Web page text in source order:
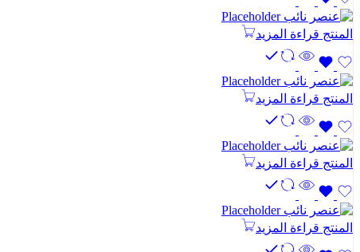
المنتج قراءة المزيد
المنتج قراءة المزيد
المنتج قراءة المزيد
المنتج قراءة المزيد